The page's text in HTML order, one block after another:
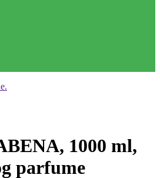
1000 ml,
parfume